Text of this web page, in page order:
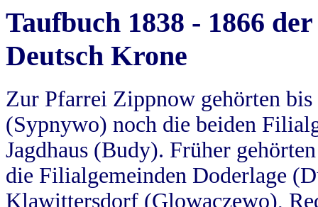
Taufbuch 1838 - 1866
Deutsch Krone
Zur Pfarrei Zippnow gehörten
(Sypnywo) noch die beiden
Jagdhaus (Budy). Früher
die Filialgemeinden Doderlage
Klawittersdorf (Glowaczewo),